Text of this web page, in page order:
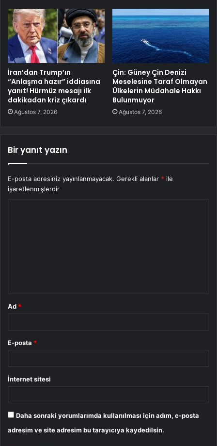
İran’dan Trump’ın
“Anlaşma hazır” iddiasına
yanıt! Hürmüz mesajı ilk
dakikadan kriz çıkardı
Ağustos 7, 2026
Çin: Güney Çin Denizi
Meselesine Taraf Olmayan
Ülkelerin Müdahale Hakkı
Bulunmuyor
Ağustos 7, 2026
Bir yanıt yazın
E-posta adresiniz yayınlanmayacak. Gerekli alanlar * ile
işaretlenmişlerdir
Ad *
E-posta *
İnternet sitesi
Daha sonraki yorumlarımda kullanılması için adım, e-posta
adresim ve site adresim bu tarayıcıya kaydedilsin.